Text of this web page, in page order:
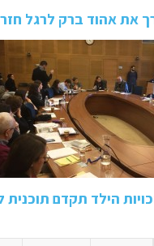
את אהוד ברק לרגל
הילד תקדם תוכנית